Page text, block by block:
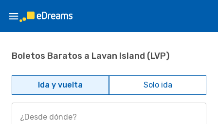
Boletos Baratos a Lavan Island (LVP)
Ida y vuelta Solo ida
¿Desde dónde?